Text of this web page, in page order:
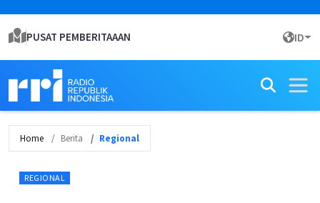
PUSAT PEMBERITAAAN ID
Home Berita Regional
REGIONAL